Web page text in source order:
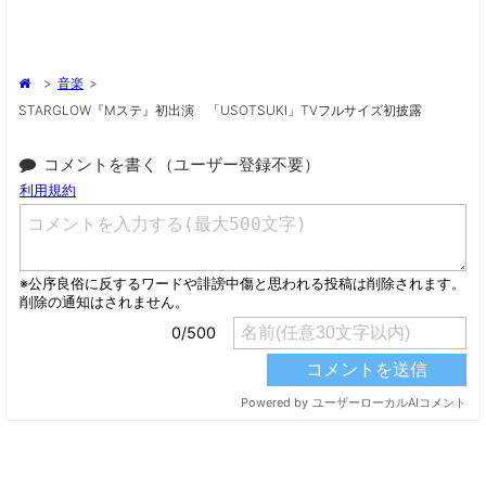
> 音楽 >
STARGLOW『Mステ』初出演 「USOTSUKI」TVフルサイズ初披露
コメントを書く（ユーザー登録不要）